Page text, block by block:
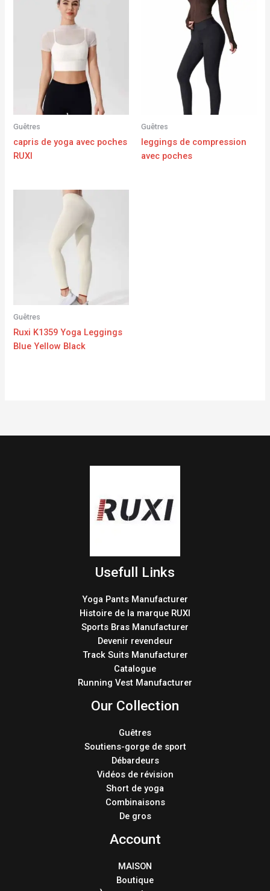
Guêtres
capris de yoga avec poches
RUXI
Guêtres
leggings de compression
avec poches
Guêtres
Ruxi K1359 Yoga Leggings
Blue Yellow Black
Usefull Links
Yoga Pants Manufacturer
Histoire de la marque RUXI
Sports Bras Manufacturer
Devenir revendeur
Track Suits Manufacturer
Catalogue
Running Vest Manufacturer
Our Collection
Guêtres
Soutiens-gorge de sport
Débardeurs
Vidéos de révision
Short de yoga
Combinaisons
De gros
Account
MAISON
Boutique